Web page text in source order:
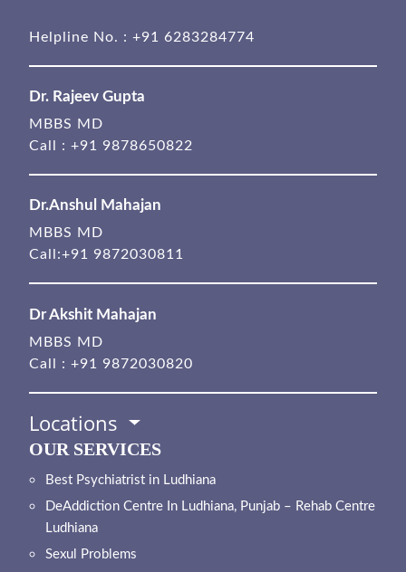
Helpline No. : +91 6283284774
Dr. Rajeev Gupta
MBBS MD
Call : +91 9878650822
Dr.Anshul Mahajan
MBBS MD
Call:+91 9872030811
Dr Akshit Mahajan
MBBS MD
Call : +91 9872030820
Locations
OUR SERVICES
Best Psychiatrist in Ludhiana
DeAddiction Centre In Ludhiana, Punjab – Rehab Centre
Ludhiana
Sexul Problems